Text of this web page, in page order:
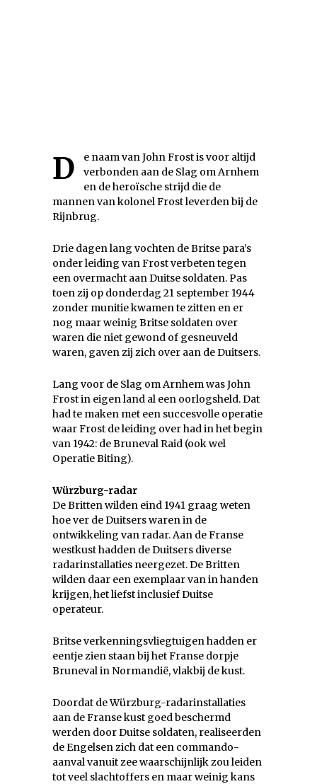
De naam van John Frost is voor altijd
verbonden aan de Slag om Arnhem
en de heroïsche strijd die de
mannen van kolonel Frost leverden bij de
Rijnbrug.
Drie dagen lang vochten de Britse para’s
onder leiding van Frost verbeten tegen
een overmacht aan Duitse soldaten. Pas
toen zij op donderdag 21 september 1944
zonder munitie kwamen te zitten en er
nog maar weinig Britse soldaten over
waren die niet gewond of gesneuveld
waren, gaven zij zich over aan de Duitsers.
Lang voor de Slag om Arnhem was John
Frost in eigen land al een oorlogsheld. Dat
had te maken met een succesvolle operatie
waar Frost de leiding over had in het begin
van 1942: de Bruneval Raid (ook wel
Operatie Biting).
Würzburg-radar
De Britten wilden eind 1941 graag weten
hoe ver de Duitsers waren in de
ontwikkeling van radar. Aan de Franse
westkust hadden de Duitsers diverse
radarinstallaties neergezet. De Britten
wilden daar een exemplaar van in handen
krijgen, het liefst inclusief Duitse
operateur.
Britse verkenningsvliegtuigen hadden er
eentje zien staan bij het Franse dorpje
Bruneval in Normandië, vlakbij de kust.
Doordat de Würzburg-radarinstallaties
aan de Franse kust goed beschermd
werden door Duitse soldaten, realiseerden
de Engelsen zich dat een commando-
aanval vanuit zee waarschijnlijk zou leiden
tot veel slachtoffers en maar weinig kans